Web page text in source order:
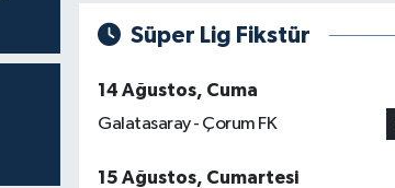
Süper Lig Fikstür
14 Ağustos, Cuma
Galatasaray - Çorum FK
15 Ağustos, Cumartesi